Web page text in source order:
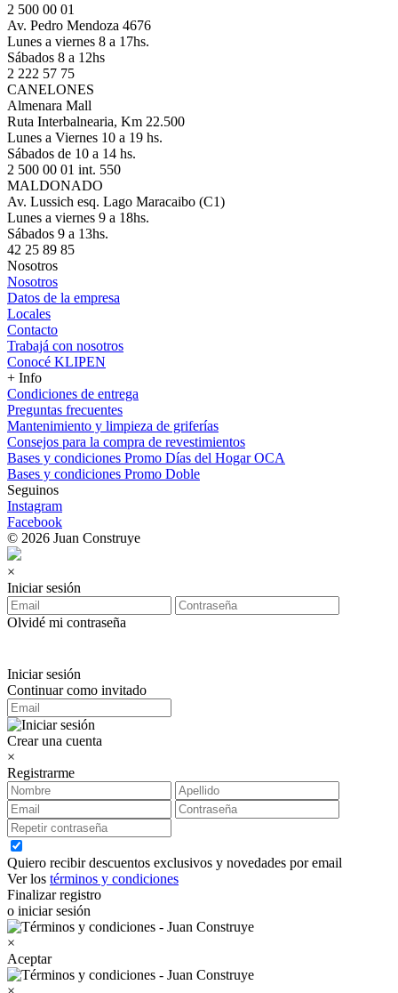
2 500 00 01
Av. Pedro Mendoza 4676
Lunes a viernes 8 a 17hs.
Sábados 8 a 12hs
2 222 57 75
CANELONES
Almenara Mall
Ruta Interbalnearia, Km 22.500
Lunes a Viernes 10 a 19 hs.
Sábados de 10 a 14 hs.
2 500 00 01 int. 550
MALDONADO
Av. Lussich esq. Lago Maracaibo (C1)
Lunes a viernes 9 a 18hs.
Sábados 9 a 13hs.
42 25 89 85
Nosotros
Nosotros
Datos de la empresa
Locales
Contacto
Trabajá con nosotros
Conocé KLIPEN
+ Info
Condiciones de entrega
Preguntas frecuentes
Mantenimiento y limpieza de griferías
Consejos para la compra de revestimientos
Bases y condiciones Promo Días del Hogar OCA
Bases y condiciones Promo Doble
Seguinos
Instagram
Facebook
© 2026 Juan Construye
×
Iniciar sesión
Olvidé mi contraseña
Iniciar sesión
Continuar como invitado
Crear una cuenta
×
Registrarme
Quiero recibir descuentos exclusivos y novedades por email
Ver los términos y condiciones
Finalizar registro
o iniciar sesión
×
Aceptar